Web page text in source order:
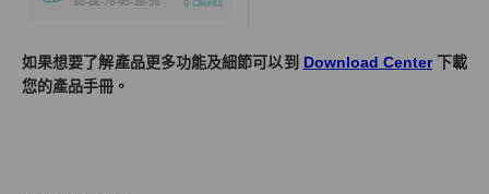
如果想要了解產品更多功能及細節可以到 Download Center下載
您的產品手冊。